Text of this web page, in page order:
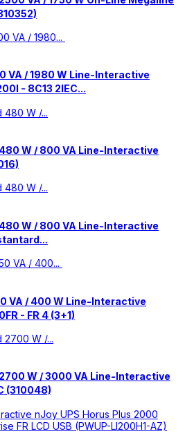
VA / 1980 W Line-Interactive
- 8C13 2IEC...
W / 800 VA Line-Interactive
W / 800 VA Line-Interactive
VA / 400 W Line-Interactive
- FR 4 (3+1)
W / 3000 VA Line-Interactive
(310048)